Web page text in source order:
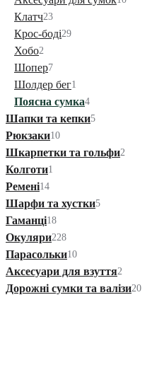
Клатч23
Крос-боді29
Хобо2
Шопер7
Шолдер бег1
Поясна сумка4
Шапки та кепки5
Рюкзаки10
Шкарпетки та гольфи2
Колготи1
Ремені14
Шарфи та хустки5
Гаманці18
Окуляри228
Парасольки10
Аксесуари для взуття2
Дорожні сумки та валізи20